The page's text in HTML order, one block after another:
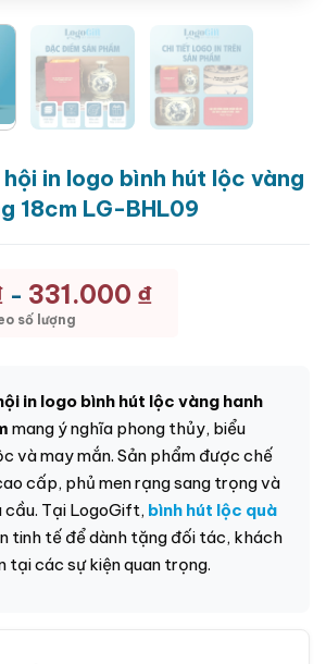
in logo bình hút lộc vàng
18cm LG-BHL09
- 331.000 ₫
số lượng
in logo bình hút lộc vàng hanh
mang ý nghĩa phong thủy, biểu
và may mắn. Sản phẩm được chế
cấp, phủ men rạng sang trọng và
cầu. Tại LogoGift, bình hút lộc quà
tinh tế để dành tặng đối tác, khách
tại các sự kiện quan trọng.